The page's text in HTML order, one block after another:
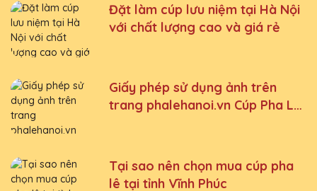
Đặt làm cúp lưu niệm tại Hà Nội
với chất lượng cao và giá rẻ
Giấy phép sử dụng ảnh trên
trang phalehanoi.vn Cúp Pha Lê
Tại sao nên chọn mua cúp pha
lê tại tỉnh Vĩnh Phúc